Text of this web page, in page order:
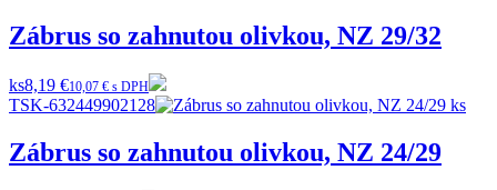
Zábrus so zahnutou olivkou, NZ 29/32
ks8,19 €10,07 € s DPH
TSK-632449902128
Zábrus so zahnutou olivkou, NZ 24/29